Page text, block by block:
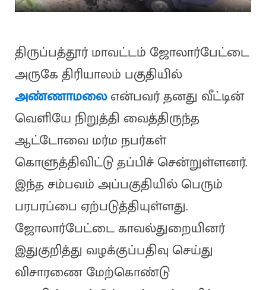
திருப்பத்தூர் மாவட்டம் ஜோலார்பேட்டை
அருகே திரியாலம் பகுதியில்
அண்ணாமலைஎன்பவர் தனது வீட்டின்
வெளியே நிறுத்தி வைத்திருந்த
ஆட்டோவை மர்ம நபர்கள்
கொளுத்திவிட்டு தப்பிச் சென்றுள்ளனர்.
இந்த சம்பவம் அப்பகுதியில் பெரும்
பரபரப்பை ஏற்படுத்தியுள்ளது.
ஜோலார்பேட்டை காவல்துறையினர்
இதுகுறித்து வழக்குப்பதிவு செய்து
விசாரணை மேற்கொண்டு